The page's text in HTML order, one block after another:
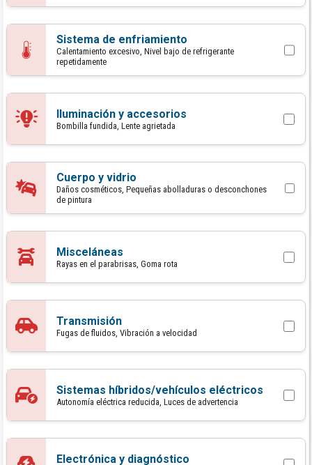
Sistema de enfriamiento
Calentamiento excesivo, Nivel bajo de refrigerante
repetidamente
Iluminación y accesorios
Bombilla fundida, Lente agrietada
Cuerpo y vidrio
Daños cosméticos, Pequeñas abolladuras o desconchones
de pintura
Misceláneas
Rayas en el parabrisas, Goma rota
Transmisión
Fugas de fluidos, Vibración a velocidad
Sistemas híbridos/vehículos eléctricos
Autonomía eléctrica reducida, Luces de advertencia
Electrónica y diagnóstico